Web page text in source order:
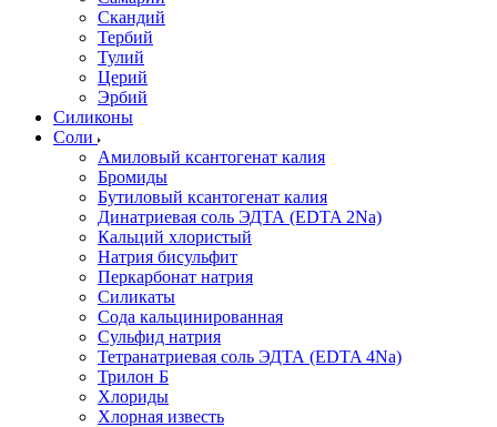
Скандий
Тербий
Тулий
Церий
Эрбий
Силиконы
Соли
Амиловый ксантогенат калия
Бромиды
Бутиловый ксантогенат калия
Динатриевая соль ЭДТА (EDTA 2Na)
Кальций хлористый
Натрия бисульфит
Перкарбонат натрия
Силикаты
Сода кальцинированная
Сульфид натрия
Тетранатриевая соль ЭДТА (EDTA 4Na)
Трилон Б
Хлориды
Хлорная известь